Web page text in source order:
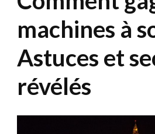
machines à
Astuces et
révélés